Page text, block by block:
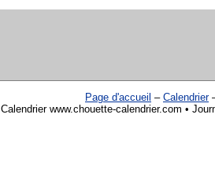
Page d'accueil – Calendrier
Calendrier www.chouette-calendrier.com •